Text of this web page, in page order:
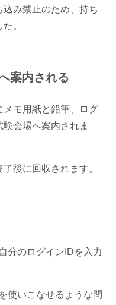
み禁止のため、持ち
。
案内される
メモ用紙と鉛筆、ログ
会場へ案内されま
後に回収されます。
分のログインIDを入力
使いこなせるような問